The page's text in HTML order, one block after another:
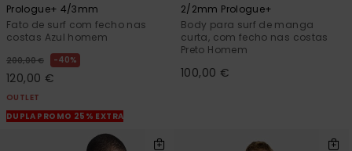
Prologue+ 4/3mm
Fato de surf com fecho nas
costas Azul homem
200,00 € 40%
120,00 €
OUTLET
DUPLA PROMO 25% EXTRA
2/2mm Prologue+
Body para surf de manga
curta, com fecho nas costas
Preto Homem
100,00 €